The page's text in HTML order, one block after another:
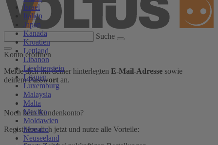
Israel
Italien
Japan
Kanada
Kroatien
Lettland
Libanon
Liechtenstein
Litauen
Luxemburg
Malaysia
Malta
Mexiko
Moldawien
Monaco
Neuseeland
Suche
Konto eröffnen
Melde dich mit deiner hinterlegten E-Mail-Adresse sowie
deinemPasswort an.
Noch kein Kundenkonto?
Registriere dich jetzt und nutze alle Vorteile: